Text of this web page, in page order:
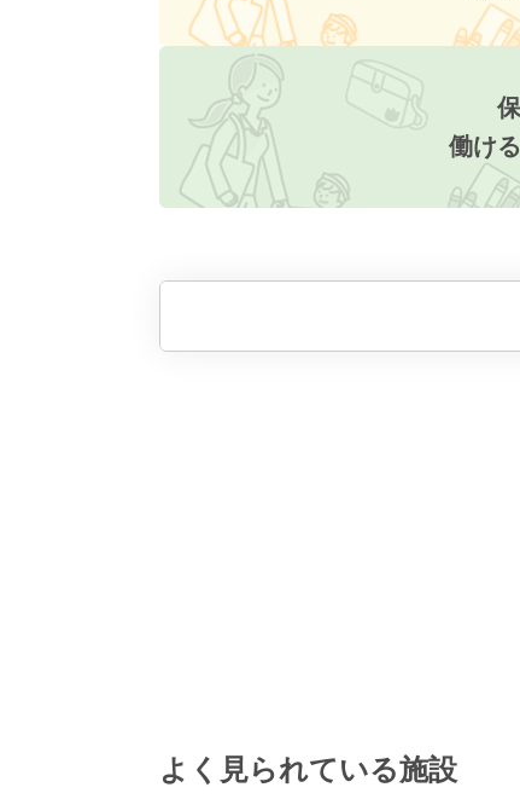
働け
よく見られている施設